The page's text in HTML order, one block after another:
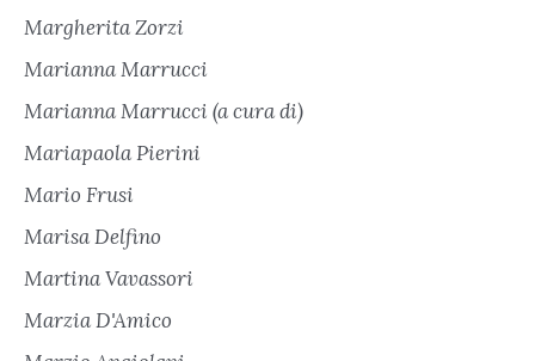
Margherita Zorzi
Marianna Marrucci
Marianna Marrucci (a cura di)
Mariapaola Pierini
Mario Frusi
Marisa Delfino
Martina Vavassori
Marzia D'Amico